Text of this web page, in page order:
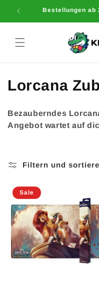
zum
Bestellungen ab
K
t
g
r
i
e
:
Lorcana
Bezauberndes
Angebot wartet auf
Filtern und
Sale